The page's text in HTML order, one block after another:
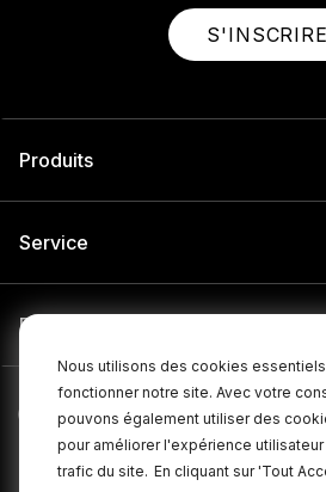
Nous utilisons des cookies
fonctionner notre site. Avec votre
pouvons également utiliser des
pour améliorer l'expérience
trafic du site. En cliquant sur 'Tout
S'INSCRIRE
Produits
Service
Entreprise